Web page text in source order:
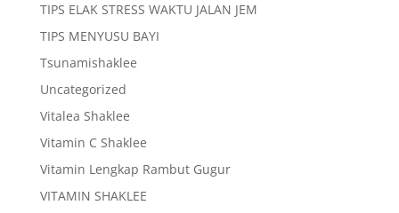
TIPS ELAK STRESS WAKTU JALAN JEM
TIPS MENYUSU BAYI
Tsunamishaklee
Uncategorized
Vitalea Shaklee
Vitamin C Shaklee
Vitamin Lengkap Rambut Gugur
VITAMIN SHAKLEE